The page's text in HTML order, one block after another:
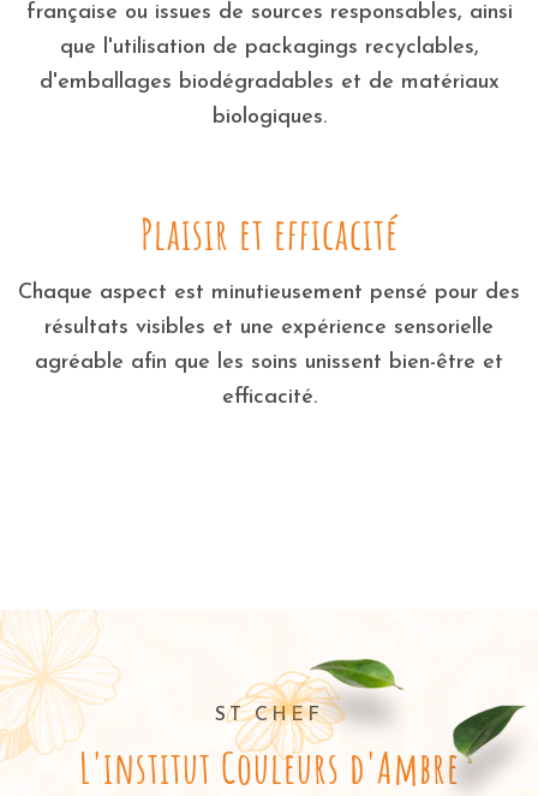
française ou issues de sources responsables, ainsi
que l'utilisation de packagings recyclables,
d'emballages biodégradables et de matériaux
biologiques.
Plaisir et efficacité
Chaque aspect est minutieusement pensé pour des
résultats visibles et une expérience sensorielle
agréable afin que les soins unissent bien-être et
efficacité.
ST CHEF
L'institut Couleurs d'Ambre